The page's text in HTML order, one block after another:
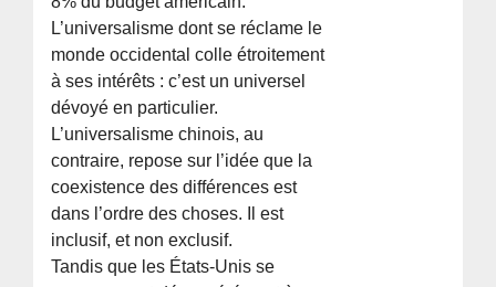
L’universalisme dont se réclame le
monde occidental colle étroitement
à ses intérêts : c’est un universel
dévoyé en particulier.
L’universalisme chinois, au
contraire, repose sur l’idée que la
coexistence des différences est
dans l’ordre des choses. Il est
inclusif, et non exclusif.
Tandis que les États-Unis se